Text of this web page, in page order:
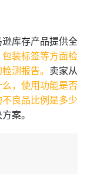
库存产品提供全
装标签等方面检
测报告。 卖家从
，使用功能是否
良品比例是多少
案。